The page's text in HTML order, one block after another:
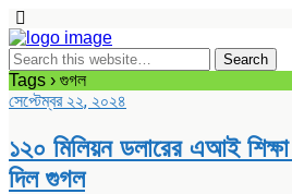
Tags › গুগল
সেপ্টেম্বর ২২, ২০২৪
১২০ মিলিয়ন ডলারের এআই
দিল গুগল